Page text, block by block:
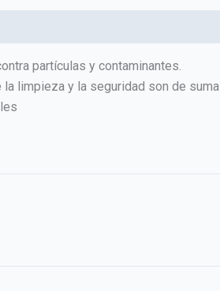
partículas y contaminantes.
limpieza y la seguridad son de suma